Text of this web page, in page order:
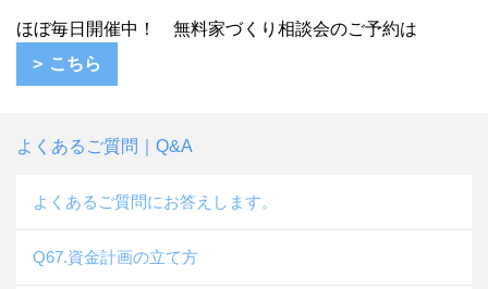
ほぼ毎日開催中！ 無料家づくり相談会のご予約は
こちら
よくあるご質問｜Q&A
よくあるご質問にお答えします。
Q67.資金計画の立て方